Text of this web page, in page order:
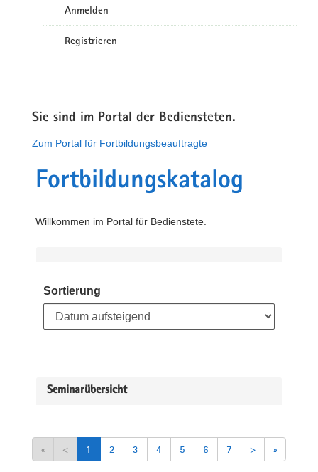
Anmelden
Registrieren
Sie sind im Portal der Bediensteten.
Zum Portal für Fortbildungsbeauftragte
Fortbildungskatalog
Willkommen im Portal für Bedienstete.
Sortierung
Seminarübersicht
« < 1 2 3 4 5 6 7 > »